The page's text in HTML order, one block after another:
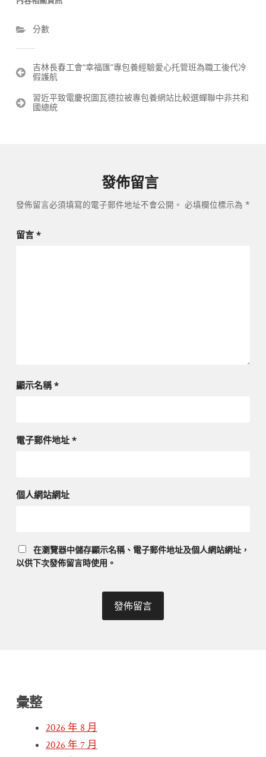
分數
文
章
覽
吉林長春工會“幸福匯”專包養經驗愛心托管班為職工後代冷
假護航
習近平致電慶祝圖瓦德拉被專包養網站比較選蟬聯中非共和
國總統
發佈留言
發佈留言必須填寫的電子郵件地址不會公開。 必填欄位標示為 *
留言 *
顯示名稱*
電子郵件地址 *
個人網站網址
在瀏覽器中儲存顯示名稱、電子郵件地址及個人網站網址，
以供下次發佈留言時使用。
彙整
2026 年 8 月
2026 年 7 月